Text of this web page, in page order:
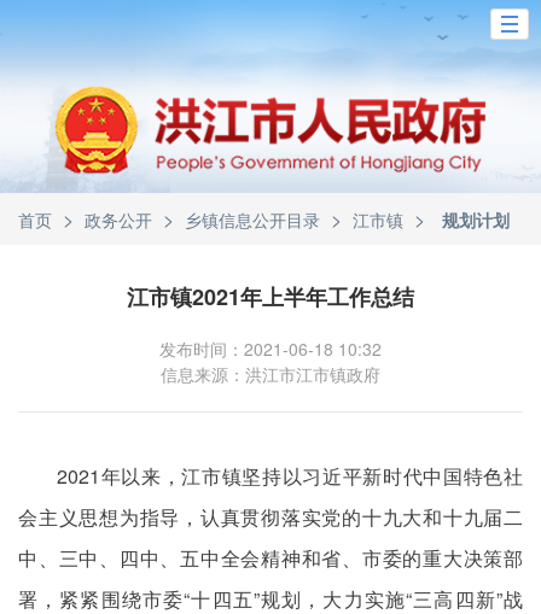
首页 > 政务公开 > 乡镇信息公开目录 > 江市镇 > 规划计划
江市镇2021年上半年工作总结
发布时间：2021-06-18 10:32
信息来源：洪江市江市镇政府
2021年以来，江市镇坚持以习近平新时代中国特色社
会主义思想为指导，认真贯彻落实党的十九大和十九届二
中、三中、四中、五中全会精神和省、市委的重大决策部
署，紧紧围绕市委“十四五”规划，大力实施“三高四新”战